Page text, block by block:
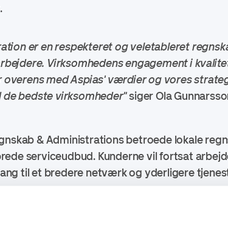
er en respekteret og veletableret
Virksomhedens engagement i
med Aspias' værdier og vores
bedste virksomheder"siger Ola
& Administrations betroede lokale
serviceudbud. Kunderne vil fortsat
til et bredere netværk og yderligere
er et naturligt næste skridt for os. Vi deler